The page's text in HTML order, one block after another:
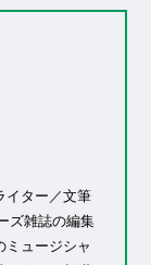
イター／文筆
ズ雑誌の編集
ミュージシャ